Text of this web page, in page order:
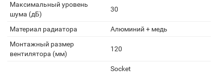
Максимальный уровень
шума (дБ)
30
Материал радиатора
Алюминий + медь
Монтажный размер
вентилятора (мм)
120
Socket